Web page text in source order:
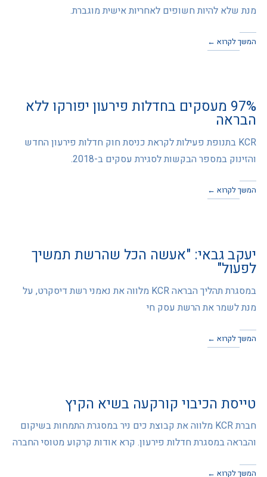
מנת שלא להיות חשופים לאחריות אישית מוגברת.
המשך לקרוא ←
97% מעסקים בחדלות פירעון יפורקו ללא
הבראה
KCR בתנופת פעילות לקראת כניסת חוק חדלות פירעון החדש
והזינוק במספר הבקשות לסגירת עסקים ב-2018.
המשך לקרוא ←
יעקב גבאי: "אעשה הכל שהרשת תמשיך
לפעול"
במסגרת תהליך הבראה KCR מלווה את נאמני רשת דיסקרט, על
מנת לשמר את הרשת עסק חי
המשך לקרוא ←
טייסת הכיבוי קורקעה בשיא הקיץ
חברת KCR מלווה את קבוצת כים ניר במסגרת התמחות בשיקום
והבראה במסגרת חדלות פירעון. קרא אודות קרקוע מטוסי החברה
המשך לקרוא ←